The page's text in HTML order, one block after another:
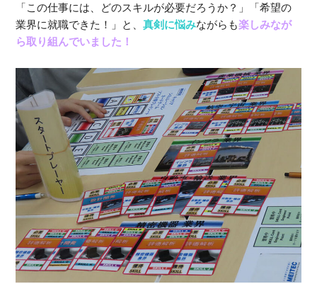
「この仕事には、どのスキルが必要だろうか？」「希望の
業界に就職できた！」と、真剣に悩みながらも楽しみなが
ら取り組んでいました！